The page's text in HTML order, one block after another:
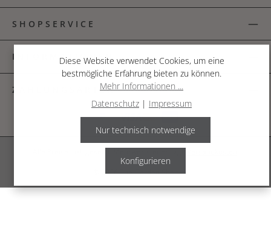
SHOPSERVICE
INFORMATIONEN
ZAHLUNGSARTEN
© 2026 The Garden Shop
Diese Website verwendet Cookies, um eine
bestmögliche Erfahrung bieten zu können.
Mehr Informationen ...
Datenschutz | Impressum
Nur technisch notwendige
Konfigurieren